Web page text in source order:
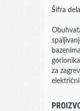
Šifra
za